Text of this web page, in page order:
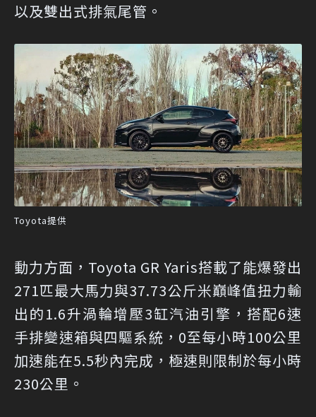
以及雙出式排氣尾管。
Toyota提供
動力方面，Toyota GR Yaris搭載了能爆發出
271匹最大馬力與37.73公斤米巔峰值扭力輸
出的1.6升渦輪增壓3缸汽油引擎，搭配6速
手排變速箱與四驅系統，0至每小時100公里
加速能在5.5秒內完成，極速則限制於每小時
230公里。